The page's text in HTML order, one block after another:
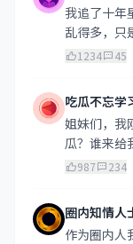
我追了十年
乱得多，只
1234 45
吃瓜不忘学
姐妹们，我
瓜？谁来给
987 234
圈内知情人
作为圈内人